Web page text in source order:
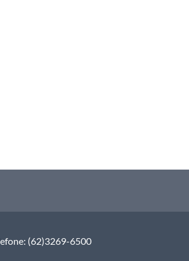
(62)3269-6500